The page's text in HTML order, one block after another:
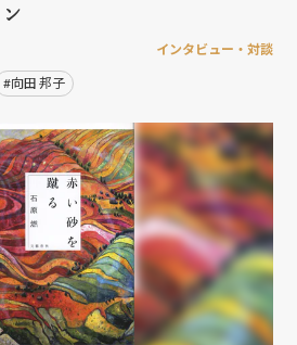
インタビュー・対談
#向田 邦子